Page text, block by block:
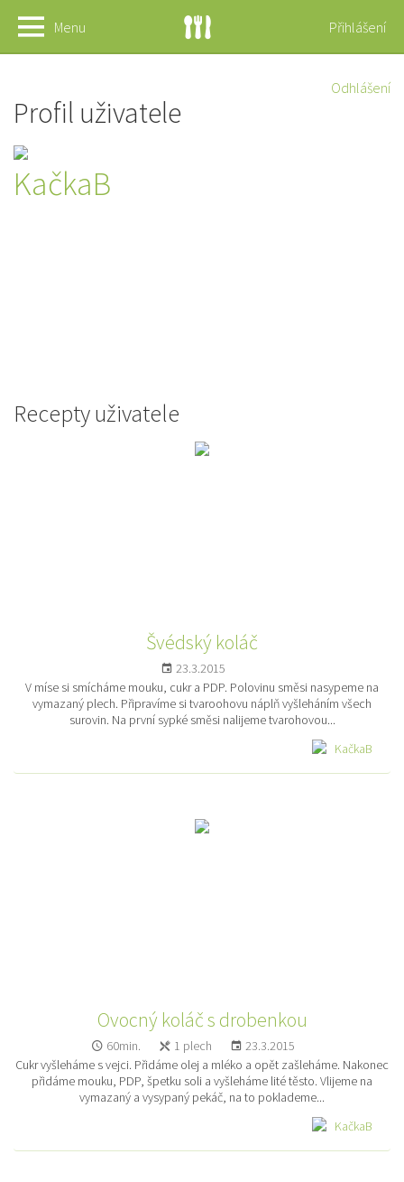
Menu Přihlášení
Odhlášení
Profil uživatele
KačkaB
Recepty uživatele
KačkaB
Švédský koláč
23.3.2015
V míse si smícháme mouku, cukr a PDP. Polovinu směsi nasypeme na
vymazaný plech. Připravíme si tvaroohovu náplň vyšleháním všech
surovin. Na první sypké směsi nalijeme tvarohovou...
KačkaB
Ovocný koláč s drobenkou
60min. 1 plech
23.3.2015
Cukr vyšleháme s vejci. Přidáme olej a mléko a opět zašleháme. Nakonec
přidáme mouku, PDP, špetku soli a vyšleháme lité těsto. Vlijeme na
vymazaný a vysypaný pekáč, na to poklademe...